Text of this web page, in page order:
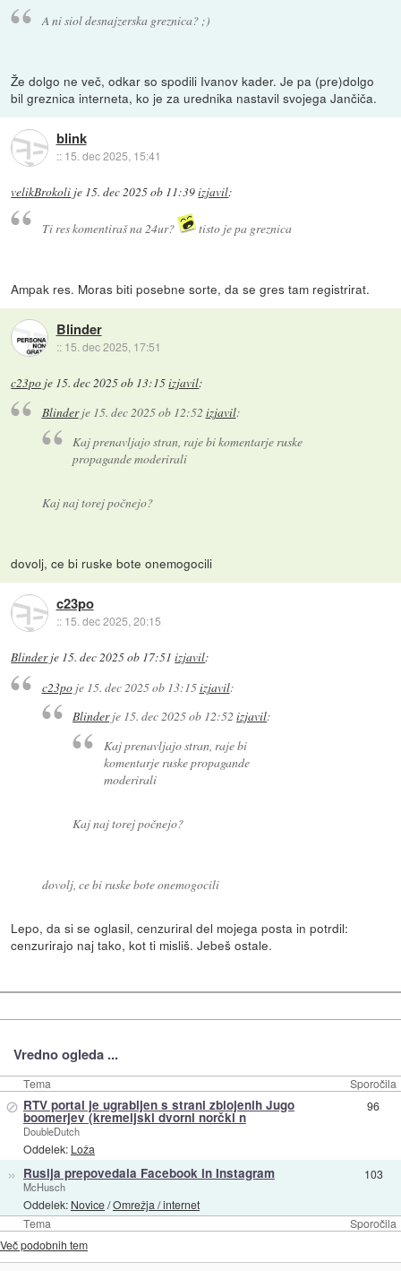
A ni siol desnajzerska greznica? ;)
Že dolgo ne več, odkar so spodili Ivanov kader. Je pa (pre)dolgo
bil greznica interneta, ko je za urednika nastavil svojega Jančiča.
blink
:: 15. dec 2025, 15:41
velikBrokoli je 15. dec 2025 ob 11:39izjavil:
Ti res komentiraš na 24ur? tisto je pa greznica
Ampak res. Moras biti posebne sorte, da se gres tam registrirat.
Blinder
:: 15. dec 2025, 17:51
c23po je 15. dec 2025 ob 13:15izjavil:
Blinderje 15. dec 2025 ob 12:52 izjavil:
Kaj prenavljajo stran, raje bi komentarje ruske
propagande moderirali
Kaj naj torej počnejo?
dovolj, ce bi ruske bote onemogocili
c23po
:: 15. dec 2025, 20:15
Blinderje 15. dec 2025 ob 17:51 izjavil:
c23poje 15. dec 2025 ob 13:15izjavil:
Blinderje 15. dec 2025 ob 12:52izjavil:
Kaj prenavljajo stran, raje bi
komentarje ruske propagande
moderirali
Kaj naj torej počnejo?
dovolj, ce bi ruske bote onemogocili
Lepo, da si se oglasil, cenzuriral del mojega posta in potrdil:
cenzurirajo naj tako, kot ti misliš. Jebeš ostale.
Vredno ogleda ...
Tema Sporočila
Tema Sporočila
⊘ RTV portal je ugrabljen s strani zblojenih Jugo
boomerjev (kremeljski dvorni norčki n
DoubleDutch
Oddelek: Loža
96
» Rusija prepovedala Facebook in Instagram
McHusch
Oddelek: Novice/Omrežja / internet
103
Več podobnih tem